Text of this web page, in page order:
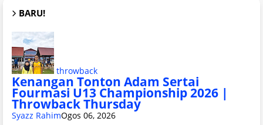
BARU!
throwback
Kenangan Tonton Adam Sertai
Fourmasi U13 Championship 2026 |
Throwback Thursday
Syazz RahimOgos 06, 2026